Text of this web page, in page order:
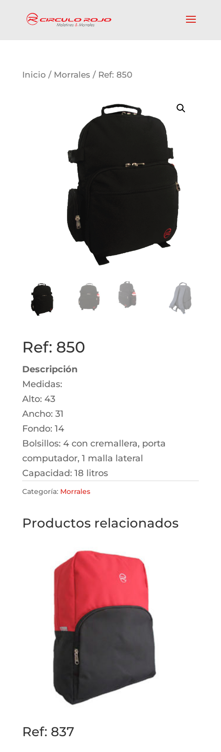
Inicio / Morrales / Ref: 850
Ref: 850
Descripción
Medidas:
Alto: 43
Ancho: 31
Fondo: 14
Bolsillos: 4 con cremallera, porta
computador, 1 malla lateral
Capacidad: 18 litros
Categoría: Morrales
Productos relacionados
Ref: 837